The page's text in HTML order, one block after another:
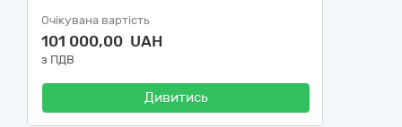
Очікувана вартість
101 000,00 UAH
з ПДВ
Дивитись